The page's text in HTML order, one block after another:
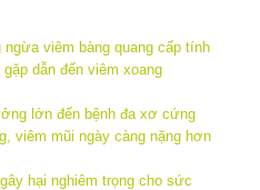
ngừa viêm bàng quang cấp tính
dẫn đến viêm xoang
lớn đến bệnh đa xơ cứng
viêm mũi ngày càng nặng hơn
hại nghiêm trọng cho sức